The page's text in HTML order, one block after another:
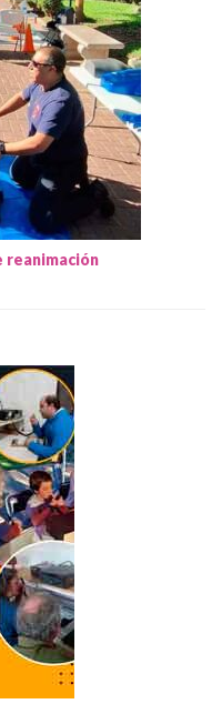
reanimación